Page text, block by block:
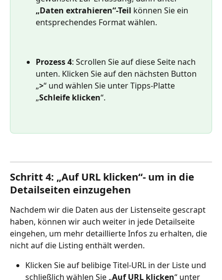
„Daten extrahieren“-Teil können Sie ein
entsprechendes Format wählen.
Prozess 4: Scrollen Sie auf diese Seite nach
unten. Klicken Sie auf den nächsten Button
„>“ und wählen Sie unter Tipps-Platte
„Schleife klicken“.
Schritt 4: „Auf URL klicken“- um in die
Detailseiten einzugehen
Nachdem wir die Daten aus der Listenseite gescrapt
haben, können wir auch weiter in jede Detailseite
eingehen, um mehr detaillierte Infos zu erhalten, die
nicht auf die Listing enthält werden.
Klicken Sie auf belibige Titel-URL in der Liste und
schließlich wählen Sie „Auf URL klicken“ unter